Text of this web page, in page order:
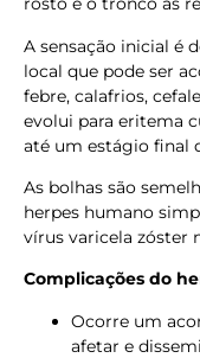
A sensação inicial é
local que pode ser
febre, calafrios,
evolui para eritema
até um estágio final
As bolhas são
herpes humano
vírus varicela zóster
Complicações do
Ocorre um
afetar e